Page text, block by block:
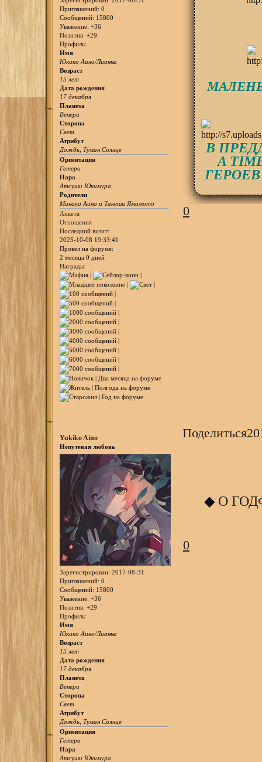
Приглашений: 0
Сообщений: 15800
Уважение: +36
Позитив: +29
Профиль:
Имя
Юкико Аино/Лианна
Возраст
15 лет
Дата рождения
17 декабря
Планета
Венера
Сторона
Свет
Атрибут
Дождь, Туман Солнце
Ориентация
Гетеро
Пара
Атсуши Юкимура
Родители
Минако Аино и Такеши Ямамото
Анкета
Отношения
Последний визит:
2025-10-08 19:33:41
Провел на форуме:
2 месяца 0 дней
Награды:
В
A
0
Поделиться
Yukiko Aino
Непутевая любовь
Зарегистрирован: 2017-08-31
Приглашений: 0
Сообщений: 15800
Уважение: +36
Позитив: +29
Профиль:
Имя
Юкико Аино/Лианна
Возраст
15 лет
Дата рождения
17 декабря
Планета
Венера
Сторона
Свет
Атрибут
Дождь, Туман Солнце
Ориентация
Гетеро
Пара
Атсуши Юкимура
◆ О
0